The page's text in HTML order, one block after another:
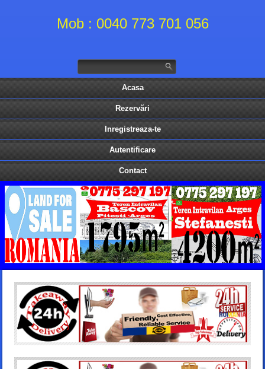
Mob : 0040 773 701 056
Acasa
Rezervări
Inregistreaza-te
Autentificare
Contact